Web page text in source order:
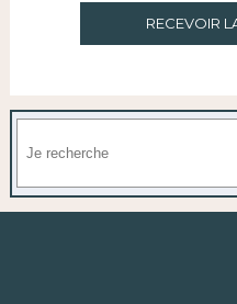
RECEVOIR